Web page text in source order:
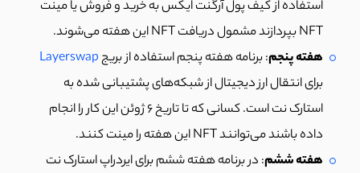
استفاده از کیف پول آرگنت ایکس به خرید و فروش یا مینت
NFT بپردازند مشمول دریافت NFT این هفته می‌شوند.
هفته پنجم: برنامه هفته پنجم استفاده از بریجLayerswap
برای انتقال ارز دیجیتال از شبکه‌های پشتیبانی شده به
استارک نت است. کسانی که تا تاریخ 6 ژوئن این کار را انجام
داده باشند می‌توانند NFT این هفته را مینت کنند.
هفته ششم: در برنامه هفته ششم برای ایردراپ استارک نت